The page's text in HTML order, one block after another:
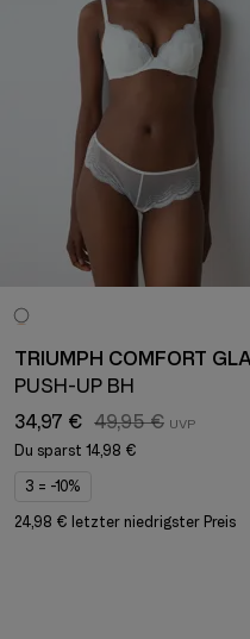
TRIUMPH COMFORT
PUSH-UP BH
34,97 € 49,95 €
Du sparst 14,98 €
3 = -10%
24,98 € letzter niedrigster Preis